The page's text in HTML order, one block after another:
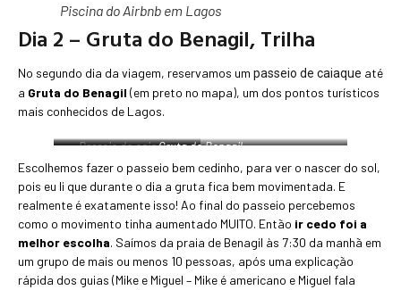
Piscina do Airbnb em Lagos
Dia 2 – Gruta do Benagil, Trilha
No segundo dia da viagem, reservamos um passeio de caiaque até
a Gruta do Benagil (em preto no mapa), um dos pontos turísticos
mais conhecidos de Lagos.
Passeio de caiaqueGruta do Benagil
Escolhemos fazer o passeio bem cedinho, para ver o nascer do sol,
pois eu li que durante o dia a gruta fica bem movimentada. E
realmente é exatamente isso! Ao final do passeio percebemos
como o movimento tinha aumentado MUITO. Então ir cedo foi a
melhor escolha. Saímos da praia de Benagil às 7:30 da manhã em
um grupo de mais ou menos 10 pessoas, após uma explicação
rápida dos guias (Mike e Miguel – Mike é americano e Miguel fala